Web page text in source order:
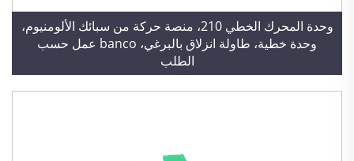
وحدة المحرك الخطي 210، منصة حركة من سبائك الألومنيوم،
وحدة خطية، طاولة انزلاق بالبرغي، banco عمل حسب
الطلب